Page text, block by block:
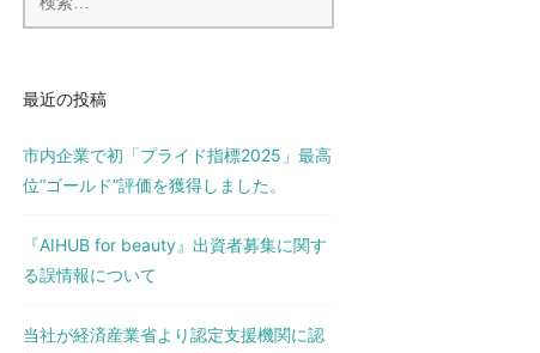
最近の投稿
市内企業で初「プライド指標2025」最高
位“ゴールド”評価を獲得しました。
『AIHUB for beauty』出資者募集に関す
る誤情報について
当社が経済産業省より認定支援機関に認